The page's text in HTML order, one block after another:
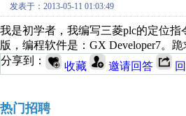
发表于：2013-05-11 01:03:49
我是初学者，我编写三菱plc的定位
版，编程软件是：GX Developer7。
分享到：
收藏 邀请回答
热门招聘